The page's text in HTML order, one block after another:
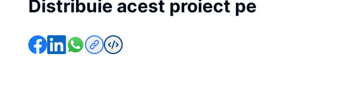
Distribuie acest proiect pe